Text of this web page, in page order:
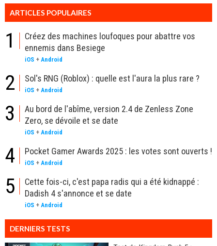
ARTICLES POPULAIRES
1
Créez des machines loufoques pour abattre vos
ennemis dans Besiege
iOS + Android
2 Sol's RNG (Roblox) : quelle est l'aura la plus rare ?
iOS + Android
3
Au bord de l'abîme, version 2.4 de Zenless Zone
Zero, se dévoile et se date
iOS + Android
4 Pocket Gamer Awards 2025 : les votes sont ouverts !
iOS + Android
5
Cette fois-ci, c'est papa radis qui a été kidnappé :
Dadish 4 s'annonce et se date
iOS + Android
DERNIERS TESTS